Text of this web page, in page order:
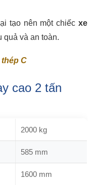
tạo nên một chiếc xe
quả và an toàn.
C
cao 2 tấn
2000 kg
585 mm
1600 mm